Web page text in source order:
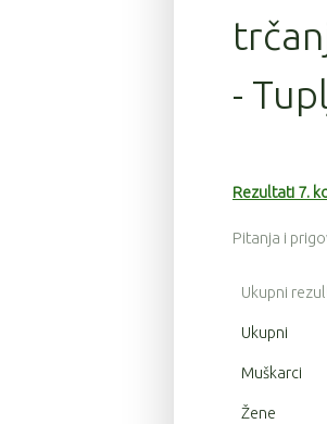
-
Rezultati 7.
Pitanja i
Ukupni
Ukupni
Muškarci
Žene